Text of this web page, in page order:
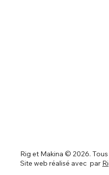
Rig et Makina © 2026.
Site web réalisé avec par